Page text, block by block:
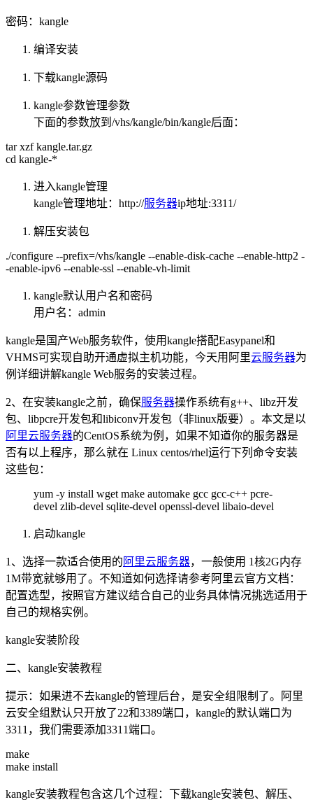
密码：kangle
编译安装
下载kangle源码
kangle参数管理参数
下面的参数放到/vhs/kangle/bin/kangle后面：
tar xzf kangle.tar.gz
cd kangle-*
进入kangle管理
kangle管理地址：http://服务器ip地址:3311/
解压安装包
./configure --prefix=/vhs/kangle --enable-disk-cache --enable-http2 -
-enable-ipv6 --enable-ssl --enable-vh-limit
kangle默认用户名和密码
用户名：admin
kangle是国产Web服务软件，使用kangle搭配Easypanel和
VHMS可实现自助开通虚拟主机功能，今天用阿里云服务器为
例详细讲解kangle Web服务的安装过程。
2、在安装kangle之前，确保服务器操作系统有g++、libz开发
包、libpcre开发包和libiconv开发包（非linux版要）。本文是以
阿里云服务器的CentOS系统为例，如果不知道你的服务器是
否有以上程序，那么就在 Linux centos/rhel运行下列命令安装
这些包：
yum -y install wget make automake gcc gcc-c++ pcre-
devel zlib-devel sqlite-devel openssl-devel libaio-devel
启动kangle
1、选择一款适合使用的 阿里云服务器，一般使用 1核2G内存
1M带宽就够用了。不知道如何选择请参考阿里云官方文档：
配置选型，按照官方建议结合自己的业务具体情况挑选适用于
自己的规格实例。
kangle安装阶段
二、kangle安装教程
提示：如果进不去kangle的管理后台，是安全组限制了。阿里
云安全组默认只开放了22和3389端口，kangle的默认端口为
3311，我们需要添加3311端口。
make
make install
kangle安装教程包含这几个过程：下载kangle安装包、解压、